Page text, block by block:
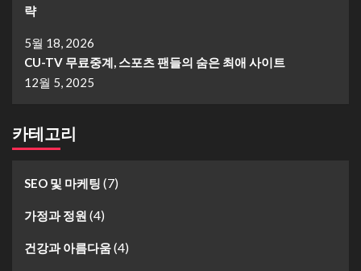
략
5월 18, 2026
CU-TV 무료중계, 스포츠 팬들의 숨은 최애 사이트
12월 5, 2025
카테고리
SEO 및 마케팅 (7)
가정과 정원 (4)
건강과 아름다움(4)